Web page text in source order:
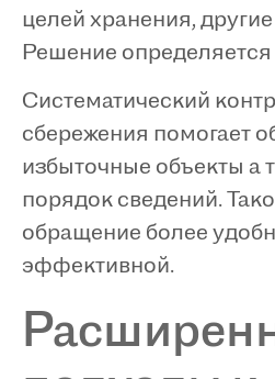
целей хранения,
Решение определяется
Систематический
сбережения помогает
избыточные объекты а
порядок сведений.
обращение более
эффективной.